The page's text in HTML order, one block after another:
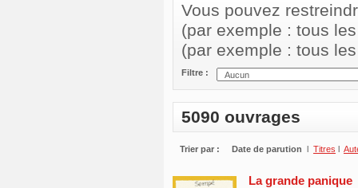
Vous pouvez
(par exemple : tous
(par exemple : tous
Filtre :
5090 ouvrages
Trier par : Date de parution l Titres l
La grande panique